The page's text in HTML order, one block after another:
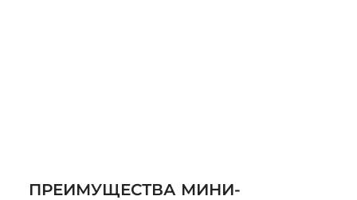
ПРЕИМУЩЕСТВА МИНИ-